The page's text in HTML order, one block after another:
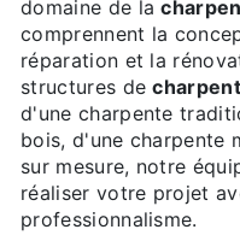
domaine de la
comprennent la
réparation et la
structures de
d'une charpente
bois, d'une charpente
sur mesure, notre
réaliser votre projet
professionnalisme.